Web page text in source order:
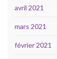
avril 2021
mars 2021
février 2021